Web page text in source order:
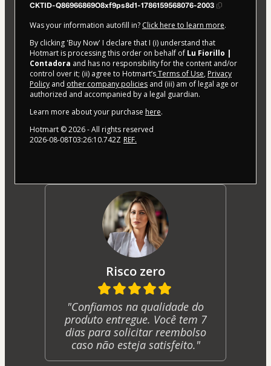
CKTID-Q86966869O8xf9ps8d1-1786159568076-2003
Was your information autofill in? Click here to learn more.
By clicking 'Buy Now' I declare that I (i) understand that
Hotmart is processing this order on behalf of Lu Fiorillo |
Contadora and has no responsibility for the content and/or
control over it; (ii) agree to Hotmart’sTerms of Use, Privacy
Policy and other company policies and (iii) am of legal age or
authorized and accompanied by a legal guardian.
Learn more about your purchase here.
Hotmart ©2026- All rights reserved
2026-08-08T03:26:10.742Z REF.
Risco zero
"Confiamos na qualidade do
produto entregue. Você tem 7
dias para solicitar reembolso
caso não esteja satisfeito."